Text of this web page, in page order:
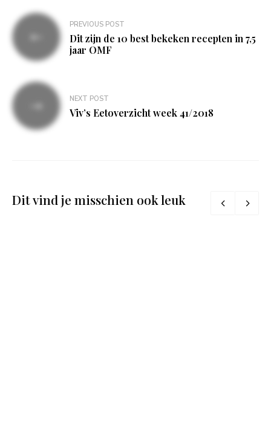
Bericht
navigatie
PREVIOUS POST
Dit zijn de 10 best bekeken recepten in 7,5
jaar OMF
NEXT POST
Viv’s Eetoverzicht week 41/2018
Dit vind je misschien ook leuk